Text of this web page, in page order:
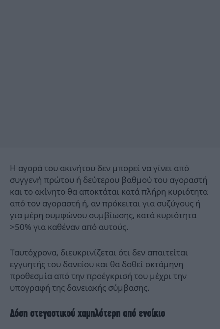
Η αγορά του ακινήτου δεν μπορεί να γίνει από
συγγενή πρώτου ή δεύτερου βαθμού του αγοραστή
και το ακίνητο θα αποκτάται κατά πλήρη κυριότητα
από τον αγοραστή ή, αν πρόκειται για συζύγους ή
για μέρη συμφώνου συμβίωσης, κατά κυριότητα
>50% για καθέναν από αυτούς.
Ταυτόχρονα, διευκρινίζεται ότι δεν απαιτείται
εγγυητής του δανείου και θα δοθεί οκτάμηνη
προθεσμία από την προέγκρισή του μέχρι την
υπογραφή της δανειακής σύμβασης.
Δόση στεγαστικού χαμηλότερη από ενοίκιο